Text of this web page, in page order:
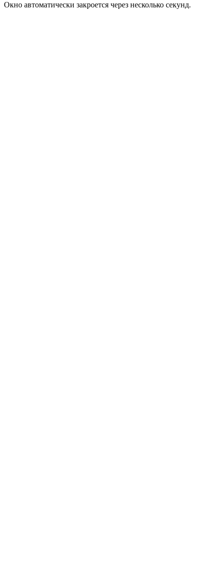
Окно автоматически закроется через несколько секунд.